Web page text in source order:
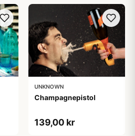
UNKNOWN
Champagnepistol
139,00 kr